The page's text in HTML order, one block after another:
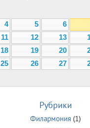
4 5 6
11 12 13
18 19 20
25 26 27
Рубрики
Филармония (1)